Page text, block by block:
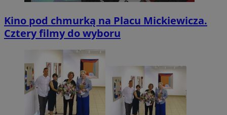
Kino pod chmurką na Placu Mickiewicza.
Cztery filmy do wyboru